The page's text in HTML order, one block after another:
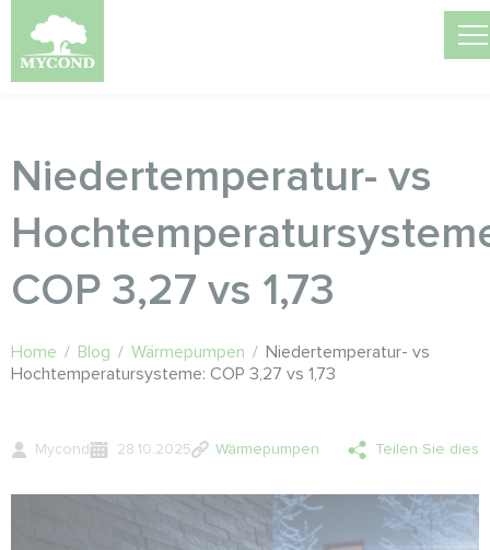
Niedertemperatur- vs
COP 3,27 vs 1,73
Home / Blog / Wärmepumpen / Niedertemperatur- vs
Hochtemperatursysteme: COP 3,27 vs 1,73
Mycond 28.10.2025 Wärmepumpen Teilen Sie dies